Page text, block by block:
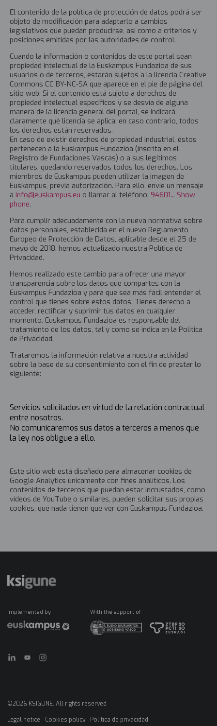
El contenido de la política de protección de datos podrá ser
objeto de modificación para adaptarlo a cambios
legislativos que puedan producirse, así como a criterios y
posiciones emitidas por las autoridades de control.
Cuando la información o contenidos de este portal sean
propiedad intelectual de la Euskampus Fundazioa de sus
usuarios o de terceros, estarán sujetos a la licencia Creative
Commons CC BY-NC-SA que aparece en el pie de página del
sitio web. Si el contenido está sujeto a derechos de
propiedad intelectual específicos y se desvía de alguna
manera de la licencia general del portal, se indicará
claramente qué licencia se aplica; en caso contrario, todos
los derechos están reservados.
En caso de existir derechos de propiedad industrial, éstos
pertenecen a la Euskampus Fundazioa (inscrita en el
Registro de Fundaciones Vascas) o a sus legítimos
titulares, quedando reservados todos los derechos. Los
miembros de Euskampus pueden utilizar la imagen de
Euskampus, previa autorización. Para ello, envíe un mensaje
a info@euskampus.eu o llamar al teléfono: 94601... Show
phone.
Para cumplir adecuadamente con la nueva normativa sobre
datos personales, establecida en el nuevo Reglamento
Europeo de Protección de Datos, aplicable desde el 25 de
mayo de 2018, hemos actualizado nuestra Política de
Privacidad.
Hemos realizado este cambio para ofrecer una mayor
transparencia sobre los datos que compartes con la
Euskampus Fundazioa y para que sea más fácil entender el
control que tienes sobre estos datos. Tienes derecho a
acceder, rectificar y suprimir tus datos en cualquier
momento. Euskampus Fundazioa es responsable del
tratamiento de los datos, tal y como se indica en la Política
de Privacidad.
Trataremos la información relativa a nuestra actividad
sobre la base de su consentimiento con el fin de prestar lo
siguiente:
Servicios solicitados en virtud de la relación contractual
entre nosotros.
No comunicaremos sus datos a terceros a menos que
la ley nos obligue a ello.
Este sitio web está diseñado para almacenar cookies de
Google Analytics únicamente con fines analíticos. Los
contenidos de terceros que puedan estar incrustados, como
vídeos de YouTube o similares, pueden solicitar sus propias
cookies, que nada tienen que ver con Euskampus Fundazioa.
Implemented by With the support of
©2026 KSIGUNE. All rights reserved
Legal notice Cookies policy Política de privacidad